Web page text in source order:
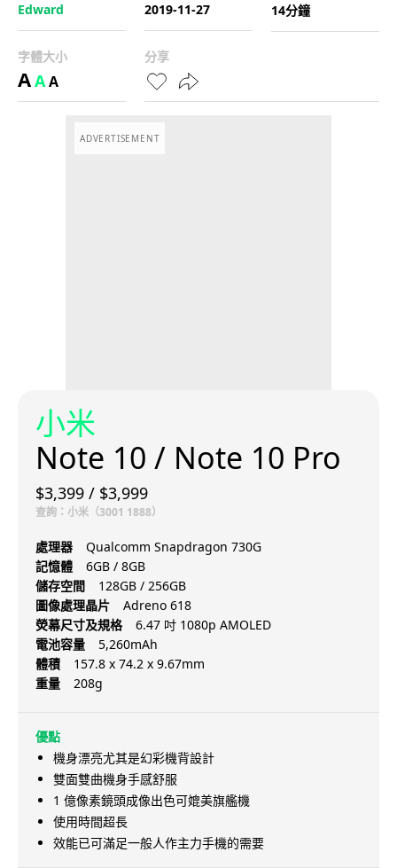
Edward
2019-11-27
14分鐘
字體大小
AAA
分享
ADVERTISEMENT
小米
Note 10 / Note 10 Pro
$3,399 / $3,999
查詢：小米（3001 1888）
處理器
Qualcomm Snapdragon 730G
記憶體
6GB / 8GB
儲存空間
128GB / 256GB
圖像處理晶片
Adreno 618
熒幕尺寸及規格
6.47 吋 1080p AMOLED
電池容量
5,260mAh
體積
157.8 x 74.2 x 9.67mm
重量
208g
優點
機身漂亮尤其是幻彩機背設計
雙面雙曲機身手感舒服
1 億像素鏡頭成像出色可媲美旗艦機
使用時間超長
效能已可滿足一般人作主力手機的需要